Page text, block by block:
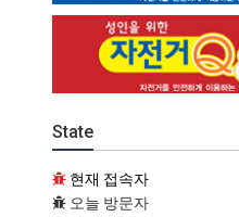
State
현재 접속자
오늘 방문자